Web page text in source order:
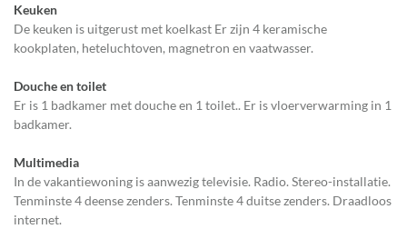
Keuken
De keuken is uitgerust met koelkast Er zijn 4 keramische
kookplaten, heteluchtoven, magnetron en vaatwasser.
Douche en toilet
Er is 1 badkamer met douche en 1 toilet.. Er is vloerverwarming in 1
badkamer.
Multimedia
In de vakantiewoning is aanwezig televisie. Radio. Stereo-installatie.
Tenminste 4 deense zenders. Tenminste 4 duitse zenders. Draadloos
internet.